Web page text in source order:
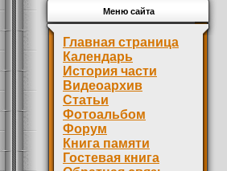
Меню сайта
Главная страница
Календарь
История части
Видеоархив
Статьи
Фотоальбом
Форум
Книга памяти
Гостевая книга